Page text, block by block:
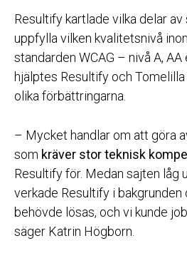
Resultify kartlade vilka delar
uppfylla vilken kvalitetsnivå
standarden WCAG – nivå A,
hjälptes Resultify och
olika förbättringarna.
– Mycket handlar om att göra
som kräver stor teknisk
Resultify för. Medan sajten låg
verkade Resultify i
behövde lösas, och vi kunde
säger Katrin Högborn.